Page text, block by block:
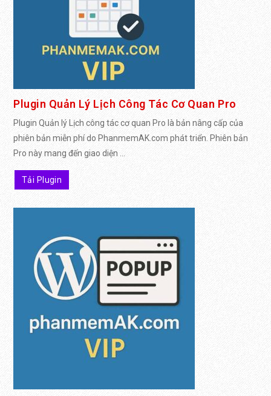
Plugin Quản Lý Lịch Công Tác Cơ Quan Pro
Plugin Quản lý Lịch công tác cơ quan Pro là bản nâng cấp của
phiên bản miễn phí do PhanmemAK.com phát triển. Phiên bản
Pro này mang đến giao diện ...
Tải Plugin